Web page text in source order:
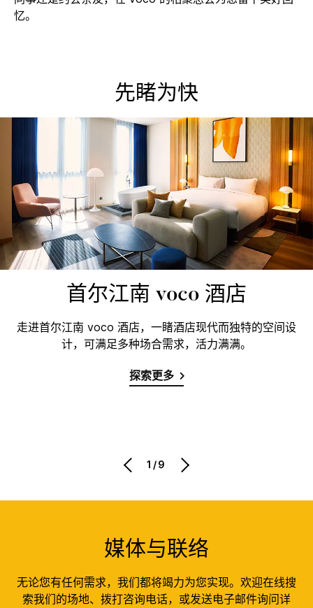
忆。
先睹为快
首尔江南 voco 酒店
走进首尔江南 voco 酒店，一睹酒店现代而独特的空间设
计，可满足多种场合需求，活力满满。
探索更多
1/9
媒体与联络
无论您有任何需求，我们都将竭力为您实现。欢迎在线搜
索我们的场地、拨打咨询电话，或发送电子邮件询问详